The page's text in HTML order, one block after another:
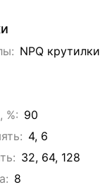
NPQ крутилки
%: 90
4, 6
32, 64, 128
8